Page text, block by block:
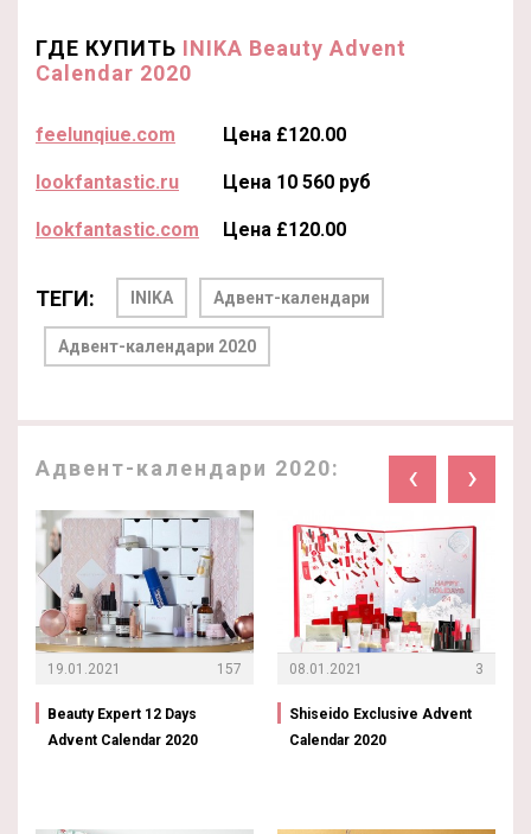
ГДЕ КУПИТЬ INIKA Beauty Advent
Calendar 2020
feelunqiue.com Цена £120.00
lookfantastic.ru Цена 10 560 руб
lookfantastic.com Цена £120.00
ТЕГИ: INIKA Адвент-календари
Адвент-календари 2020
Адвент-календари 2020: ‹ ›
19.01.2021 157
Beauty Expert 12 Days
Advent Calendar 2020
08.01.2021 3
Shiseido Exclusive Advent
Calendar 2020